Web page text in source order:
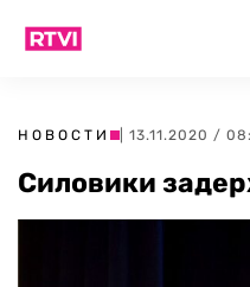
НОВОСТИ | 13.11.2020 /
Cиловики